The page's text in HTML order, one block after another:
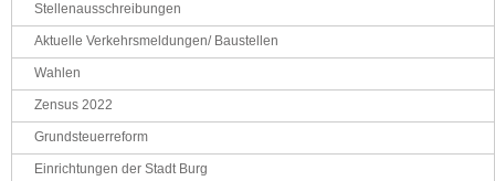
Stellenausschreibungen
Aktuelle Verkehrsmeldungen/ Baustellen
Wahlen
Zensus 2022
Grundsteuerreform
Einrichtungen der Stadt Burg